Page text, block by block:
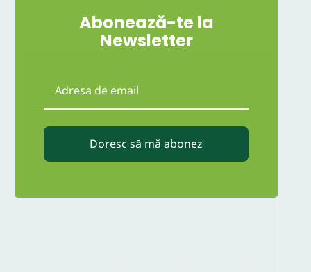
Abonează-te la
Newsletter
Doresc să mă abonez